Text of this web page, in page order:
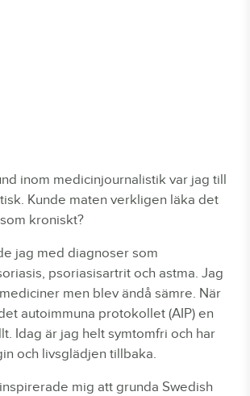
inom medicinjournalistik var jag till
Kunde maten verkligen läka det
kroniskt?
jag med diagnoser som
psoriasisartrit och astma. Jag
men blev ändå sämre. När
autoimmuna protokollet (AIP) en
Idag är jag helt symtomfri och har
och livsglädjen tillbaka.
mig att grunda Swedish